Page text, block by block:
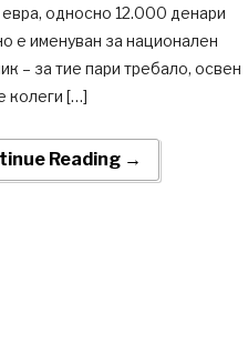
односно 12.000 денари
е именуван за национален
– за тие пари требало, освен
колеги […]
Reading →